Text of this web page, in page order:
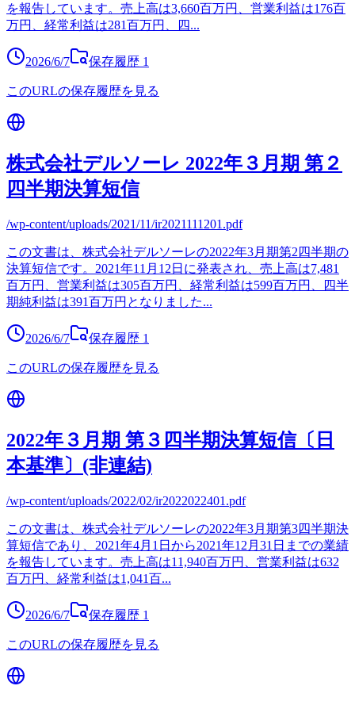
を報告しています。売上高は3,660百万円、営業利益は176百
万円、経常利益は281百万円、四...
2026/6/7 保存履歴 1
このURLの保存履歴を見る
株式会社デルソーレ 2022年３月期 第２
四半期決算短信
/wp-content/uploads/2021/11/ir2021111201.pdf
この文書は、株式会社デルソーレの2022年3月期第2四半期の
決算短信です。2021年11月12日に発表され、売上高は7,481
百万円、営業利益は305百万円、経常利益は599百万円、四半
期純利益は391百万円となりました...
2026/6/7 保存履歴 1
このURLの保存履歴を見る
2022年３月期 第３四半期決算短信〔日
本基準〕(非連結)
/wp-content/uploads/2022/02/ir2022022401.pdf
この文書は、株式会社デルソーレの2022年3月期第3四半期決
算短信であり、2021年4月1日から2021年12月31日までの業績
を報告しています。売上高は11,940百万円、営業利益は632
百万円、経常利益は1,041百...
2026/6/7 保存履歴 1
このURLの保存履歴を見る